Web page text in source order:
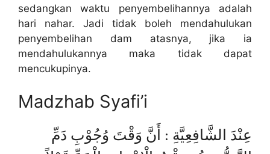
sedangkan waktu penyembelihannya adalah
hari nahar. Jadi tidak boleh mendahulukan
penyembelihan dam atasnya, jika ia
mendahulukannya maka tidak dapat
mencukupinya.
Madzhab Syafi’i
عِنْدَ الشَّافِعِيَّةِ : أَنَّ وَقْتَ وُجُوْبِ دَمِّ